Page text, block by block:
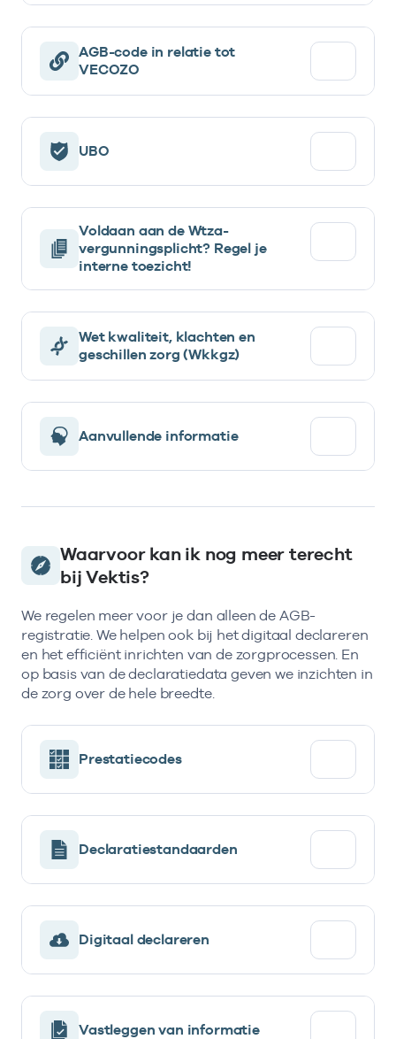
AGB-code in relatie tot
VECOZO
UBO
Voldaan aan de Wtza-
vergunningsplicht? Regel je
interne toezicht!
Wet kwaliteit, klachten en
geschillen zorg (Wkkgz)
Aanvullende informatie
Waarvoor kan ik nog meer terecht
bij Vektis?
We regelen meer voor je dan alleen de AGB-
registratie. We helpen ook bij het digitaal declareren
en het efficiënt inrichten van de zorgprocessen. En
op basis van de declaratiedata geven we inzichten in
de zorg over de hele breedte.
Prestatiecodes
Declaratiestandaarden
Digitaal declareren
Vastleggen van informatie